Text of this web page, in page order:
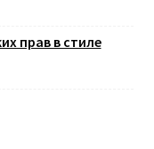
прав в стиле